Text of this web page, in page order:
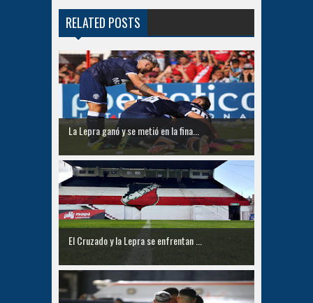
RELATED POSTS
La Lepra ganó y se metió en la fina...
El Cruzado y la Lepra se enfrentan ...